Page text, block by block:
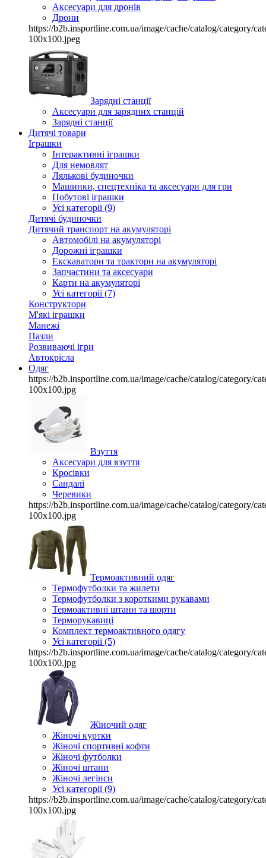
Аксесуари для дронів
Дрони
https://b2b.insportline.com.ua/image/cache/catalog/category/
100x100.jpeg
Зарядні станції
Аксесуари для зарядних станцій
Зарядні станції
Дитячі товари
Іграшки
Інтерактивні іграшки
Для немовлят
Лялькові будиночки
Машинки, спецтехніка та аксесуари для гри
Побутові іграшки
Усі категорії (9)
Дитячі будиночки
Дитячий транспорт на акумуляторі
Автомобілі на акумуляторі
Дорожні іграшки
Екскаватори та трактори на акумуляторі
Запчастини та аксесуари
Карти на акумуляторі
Усі категорії (7)
Конструктори
М'які іграшки
Манежі
Пазли
Розвиваючі ігри
Автокрісла
Одяг
https://b2b.insportline.com.ua/image/cache/catalog/category/
100x100.jpg
Взуття
Аксесуари для взуття
Кросівки
Сандалі
Черевики
https://b2b.insportline.com.ua/image/cache/catalog/category/
100x100.jpg
Термоактивний одяг
Термофутболки та жилети
Термофутболки з короткими рукавами
Термоактивні штани та шорти
Терморукавиці
Комплект термоактивного одягу
Усі категорії (5)
https://b2b.insportline.com.ua/image/cache/catalog/category/
100x100.jpg
Жіночий одяг
Жіночі куртки
Жіночі спортивні кофти
Жіночі футболки
Жіночі штани
Жіночі легінси
Усі категорії (9)
https://b2b.insportline.com.ua/image/cache/catalog/category/
100x100.jpg